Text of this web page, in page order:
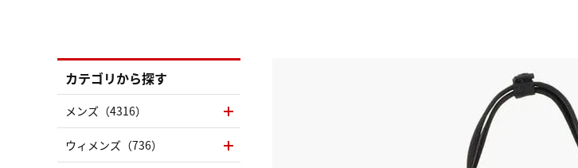
カテゴリから探す
メンズ（4316）
ウィメンズ（736）